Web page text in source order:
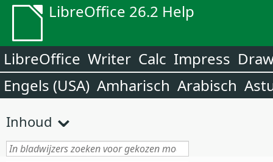
LibreOffice 26.2 Help
LibreOffice Writer Calc Impress
Engels (USA) Amharisch Arabisch
Inhoud